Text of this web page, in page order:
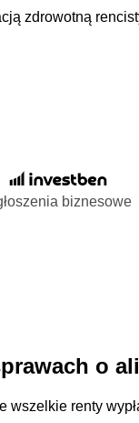
zdrowotną
biznesowe
o
wszelkie renty